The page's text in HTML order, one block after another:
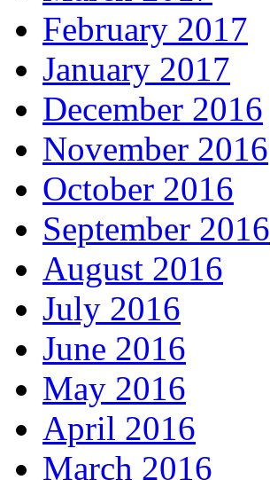
February 2017
January 2017
December 2016
November 2016
October 2016
September 2016
August 2016
July 2016
June 2016
May 2016
April 2016
March 2016